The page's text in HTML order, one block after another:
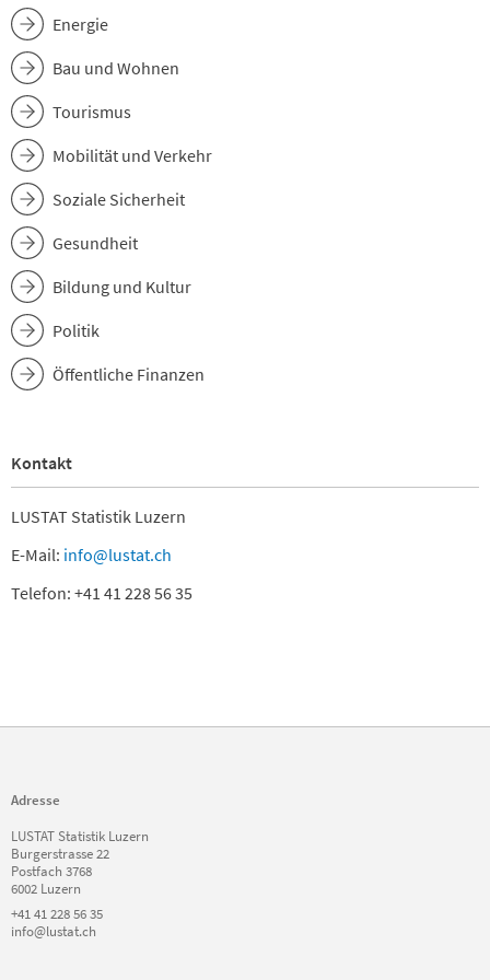
Energie
Bau und Wohnen
Tourismus
Mobilität und Verkehr
Soziale Sicherheit
Gesundheit
Bildung und Kultur
Politik
Öffentliche Finanzen
Kontakt
LUSTAT Statistik Luzern
E-Mail: info@lustat.ch
Telefon: +41 41 228 56 35
Adresse
LUSTAT Statistik Luzern
Burgerstrasse 22
Postfach 3768
6002 Luzern
+41 41 228 56 35
info@lustat.ch